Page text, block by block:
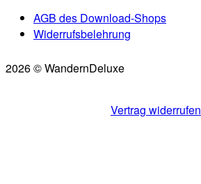
AGB des Download-Shops
Widerrufsbelehrung
2026 © WandernDeluxe
Vertrag widerrufen